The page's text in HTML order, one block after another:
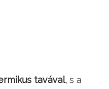
tavával, s a